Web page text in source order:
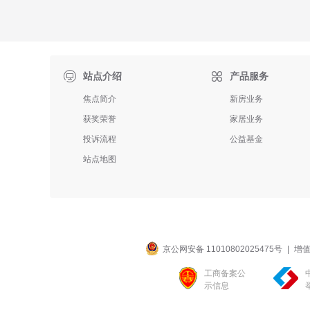
站点介绍
焦点简介
获奖荣誉
投诉流程
站点地图
 产品服务
新房业务
家居业务
公益基金
京公网安备 11010802025475号 增
工商备案公
示信息